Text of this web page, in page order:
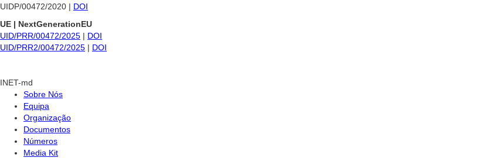
UIDP/00472/2020 | DOI
UE | NextGenerationEU
UID/PRR/00472/2025 | DOI
UID/PRR2/00472/2025 | DOI
INET-md
Sobre Nós
Equipa
Organização
Documentos
Números
Media Kit